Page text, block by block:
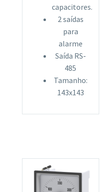
capacitores.
2 saídas
para
alarme
Saída RS-
485
Tamanho:
143x143